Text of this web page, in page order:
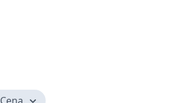
Cena